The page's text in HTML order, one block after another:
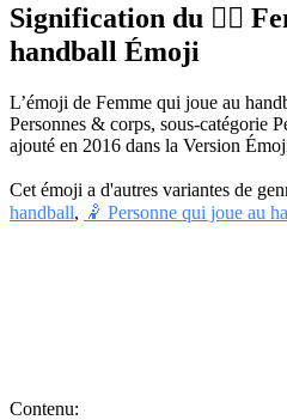
Signification du 🤾‍♀️
handball Émoji
L’émoji de Femme qui joue au
Personnes & corps, sous-catégorie
ajouté en 2016 dans la Version
Cet émoji a d'autres variantes de
handball, 🤾 Personne qui joue au
Contenu: